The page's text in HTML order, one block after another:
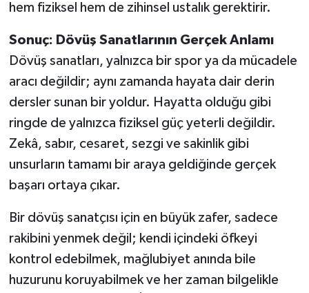
hem fiziksel hem de zihinsel ustalık gerektirir.
Sonuç: Dövüş Sanatlarının Gerçek Anlamı
Dövüş sanatları, yalnızca bir spor ya da mücadele
aracı değildir; aynı zamanda hayata dair derin
dersler sunan bir yoldur. Hayatta olduğu gibi
ringde de yalnızca fiziksel güç yeterli değildir.
Zekâ, sabır, cesaret, sezgi ve sakinlik gibi
unsurların tamamı bir araya geldiğinde gerçek
başarı ortaya çıkar.
Bir dövüş sanatçısı için en büyük zafer, sadece
rakibini yenmek değil; kendi içindeki öfkeyi
kontrol edebilmek, mağlubiyet anında bile
huzurunu koruyabilmek ve her zaman bilgelikle